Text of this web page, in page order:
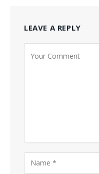
LEAVE A REPLY